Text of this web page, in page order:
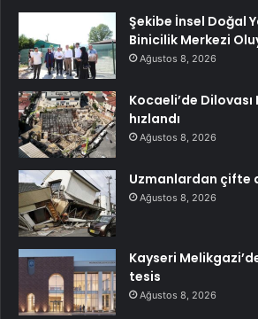
Şekibe İnsel Doğal
Binicilik Merkezi
Ağustos 8, 2026
Kocaeli’de Dilovası
hızlandı
Ağustos 8, 2026
Uzmanlardan çifte
Ağustos 8, 2026
Kayseri
tesis
Ağustos 8, 2026